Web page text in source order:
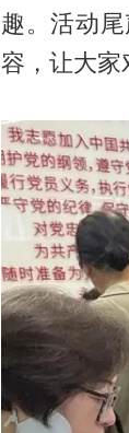
趣。活动
容，让大家